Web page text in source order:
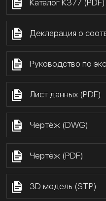
Каталог К377 (PDF)
Декларация о
Руководство по
Лист данных (PDF)
Чертёж (DWG)
Чертёж (PDF)
3D модель (STP)